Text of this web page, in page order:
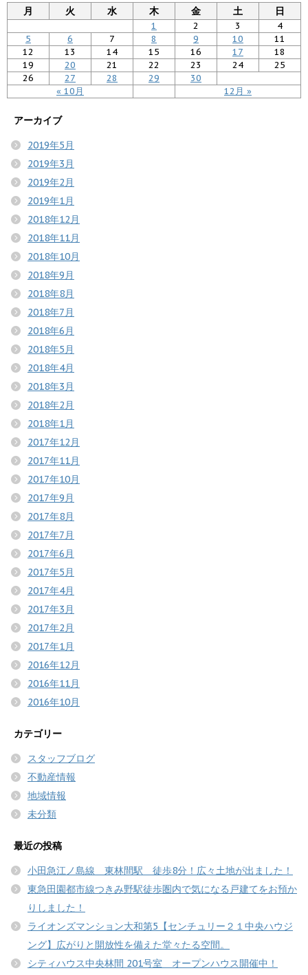
月
火 水 木 金 土 日
« 10月 12月 »
1 2 3
4
5
6 7 8 9 10
11
12
13 14 15 16 17
18
19
20 21 22 23 24
25
26
27 28 29 30
アーカイブ
2019年5月
2019年3月
2019年2月
2019年1月
2018年12月
2018年11月
2018年10月
2018年9月
2018年8月
2018年7月
2018年6月
2018年5月
2018年4月
2018年3月
2018年2月
2018年1月
2017年12月
2017年11月
2017年10月
2017年9月
2017年8月
2017年7月
2017年6月
2017年5月
2017年4月
2017年3月
2017年2月
2017年1月
2016年12月
2016年11月
2016年10月
カテゴリー
スタッフブログ
不動産情報
地域情報
未分類
最近の投稿
小田急江ノ島線 東林間駅 徒歩8分！広々土地が出ました！
東急田園都市線つきみ野駅徒歩圏内で気になる戸建てをお預か
りしました！
ライオンズマンション大和第5【センチュリー２１中央ハウジ
ング】広がりと開放性を備えた堂々たる空間。
シティハウス中央林間 201号室 オープンハウス開催中！